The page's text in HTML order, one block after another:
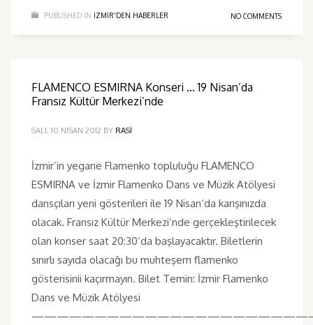
PUBLISHED IN IZMIR'DEN HABERLER NO COMMENTS
FLAMENCO ESMIRNA Konseri … 19 Nisan’da
Fransız Kültür Merkezi’nde
SALI, 10 NISAN 2012 BY RASI
İzmir’in yegane Flamenko topluluğu FLAMENCO
ESMIRNA ve İzmir Flamenko Dans ve Müzik Atölyesi
dansçıları yeni gösterileri ile 19 Nisan‘da karışınızda
olacak. Fransız Kültür Merkezi‘nde gerçekleştirilecek
olan konser saat 20:30‘da başlayacaktır. Biletlerin
sınırlı sayıda olacağı bu muhteşem flamenko
gösterisinii kaçırmayın. Bilet Temin: İzmir Flamenko
Dans ve Müzik Atölyesi